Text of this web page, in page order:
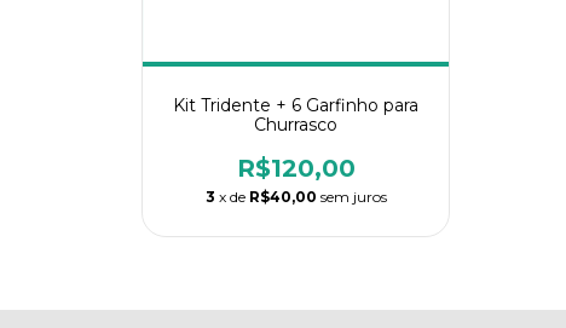
Kit Tridente + 6 Garfinho para
Churrasco
R$120,00
3 x de R$40,00 sem juros